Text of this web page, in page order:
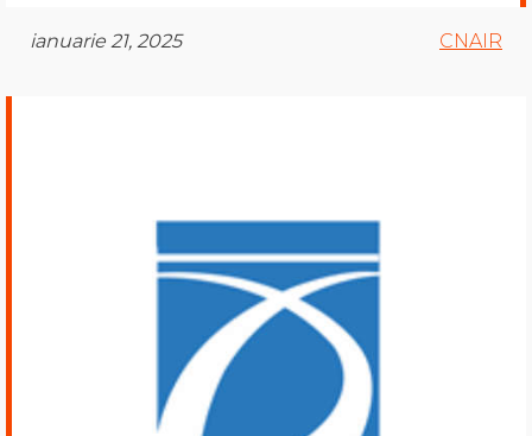
ianuarie 21, 2025 CNAIR